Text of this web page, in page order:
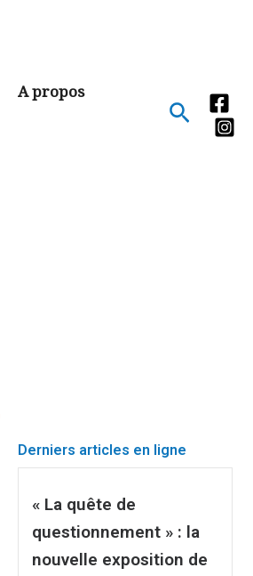
A propos
Derniers articles en ligne
« La quête de
questionnement » : la
nouvelle exposition de